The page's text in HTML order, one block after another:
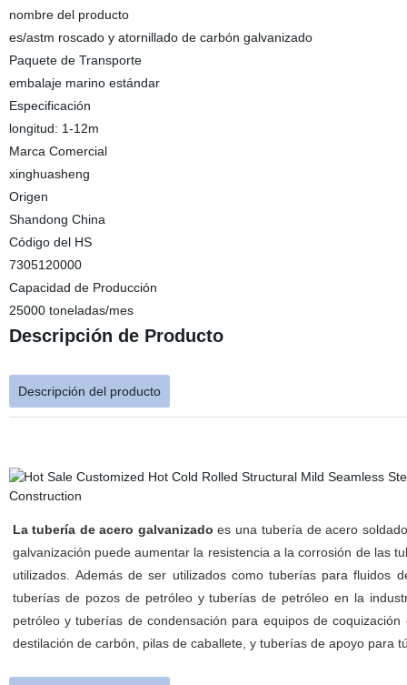
nombre del producto
es/astm roscado y atornillado de carbón galvanizado
Paquete de Transporte
embalaje marino estándar
Especificación
longitud: 1-12m
Marca Comercial
xinghuasheng
Origen
Shandong China
Código del HS
7305120000
Capacidad de Producción
25000 toneladas/mes
Descripción de Producto
Descripción del producto
La tubería de acero galvanizado es una tubería de acero
galvanización puede aumentar la resistencia a la corrosión de las
utilizados. Además de ser utilizados como tuberías para fluidos
tuberías de pozos de petróleo y tuberías de petróleo en la
petróleo y tuberías de condensación para equipos de
destilación de carbón, pilas de caballete, y tuberías de apoyo para